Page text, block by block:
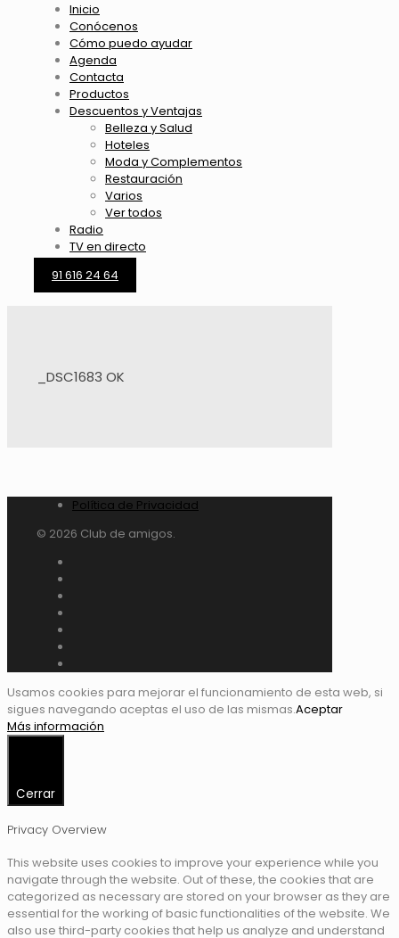
Inicio
Conócenos
Cómo puedo ayudar
Agenda
Contacta
Productos
Descuentos y Ventajas
Belleza y Salud
Hoteles
Moda y Complementos
Restauración
Varios
Ver todos
Radio
TV en directo
91 616 24 64
_DSC1683 OK
Política de Privacidad
© 2026 Club de amigos.
Usamos cookies para mejorar el funcionamiento de esta web, si
sigues navegando aceptas el uso de las mismas.Aceptar
Más información
Cerrar
Privacy Overview
This website uses cookies to improve your experience while you
navigate through the website. Out of these, the cookies that are
categorized as necessary are stored on your browser as they are
essential for the working of basic functionalities of the website. We
also use third-party cookies that help us analyze and understand